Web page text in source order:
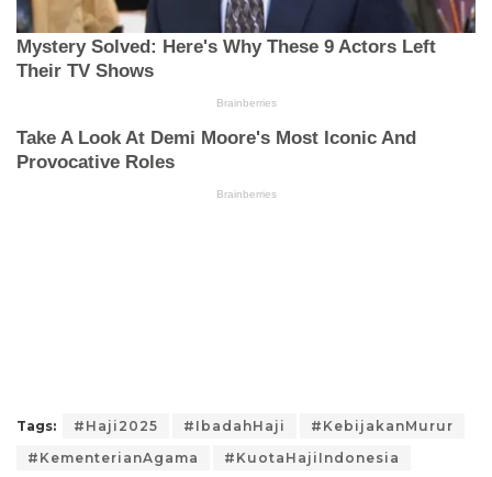
Tags: #Haji2025 #IbadahHaji
#KebijakanMurur
#KementerianAgama
#KuotaHajiIndonesia